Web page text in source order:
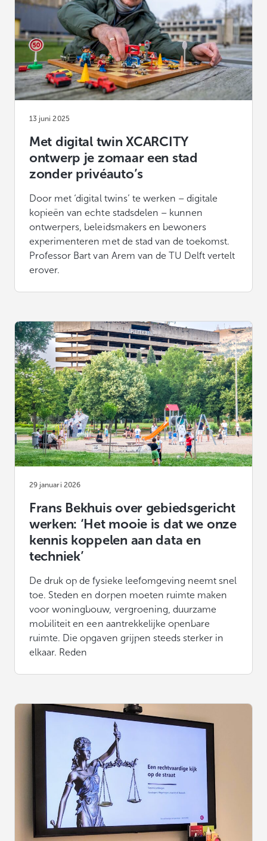
13 juni 2025
Met digital twin XCARCITY
ontwerp je zomaar een stad
zonder privéauto’s
Door met ‘digital twins’ te werken – digitale
kopieën van echte stadsdelen – kunnen
ontwerpers, beleidsmakers en bewoners
experimenteren met de stad van de toekomst.
Professor Bart van Arem van de TU Delft vertelt
erover.
29 januari 2026
Frans Bekhuis over gebiedsgericht
werken: ‘Het mooie is dat we onze
kennis koppelen aan data en
techniek’
De druk op de fysieke leefomgeving neemt snel
toe. Steden en dorpen moeten ruimte maken
voor woningbouw, vergroening, duurzame
mobiliteit en een aantrekkelijke openbare
ruimte. Die opgaven grijpen steeds sterker in
elkaar. Reden